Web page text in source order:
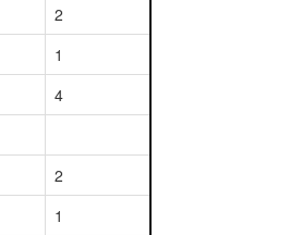
2
1
4
2
1